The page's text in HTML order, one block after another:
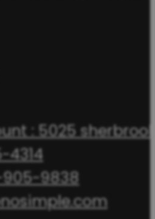
: 5025
4314
905-9838